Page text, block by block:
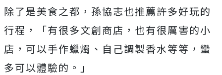
除了是美食之都， 孫協志也推薦許多好玩的
行程，「有很多文創商店， 也有很厲害的小
店，可以手作蠟燭、自己調製香水等等， 蠻
多可以體驗的。」